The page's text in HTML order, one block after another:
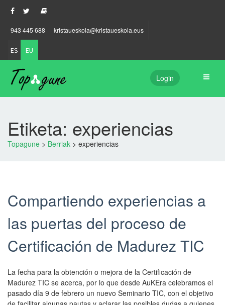
943 445 688 kristaueskola@kristaueskola.eus
ES EU
Login
Etiketa: experiencias
Topagune > Berriak > experiencias
Compartiendo experiencias a
las puertas del proceso de
Certificación de Madurez TIC
La fecha para la obtención o mejora de la Certificación de
Madurez TIC se acerca, por lo que desde AuKEra celebramos el
pasado día 9 de febrero un nuevo Seminario TIC, con el objetivo